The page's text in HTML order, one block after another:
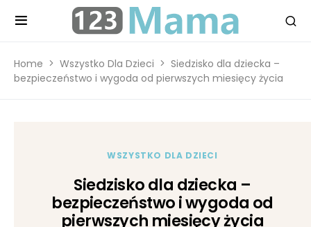
Home Wszystko Dla Dzieci
Siedzisko dla dziecka –
bezpieczeństwo i wygoda od pierwszych miesięcy życia
WSZYSTKO DLA DZIECI
Siedzisko dla dziecka –
bezpieczeństwo i wygoda od
pierwszych miesięcy życia